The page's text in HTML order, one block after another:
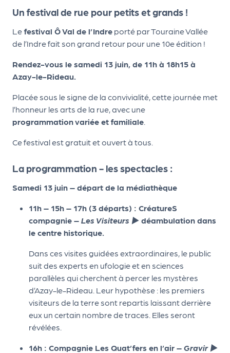
Un festival de rue pour petits et grands !
Le festival Ô Val de l’Indre porté par Touraine Vallée
de l’Indre fait son grand retour pour une 10e édition !
Rendez-vous le samedi 13 juin, de 11h à 18h15 à
Azay-le-Rideau.
Placée sous le signe de la convivialité, cette journée met
l’honneur les arts de la rue, avec une
programmationvariée et familiale
Ce festival est gratuit et ouvert à tous.
La programmation - les spectacles :
Samedi 13 juin – départ de la médiathèque
11h – 15h – 17h (3 départs) : CréatureS
compagnie – Les Visiteurs ► déambulation dans
le centre historique.
Dans ces visites guidées extraordinaires, le public
suit des experts en ufologie et en sciences
parallèles qui cherchent à percer les mystères
d’Azay-le-Rideau. Leur hypothèse : les premiers
visiteurs de la terre sont repartis laissant derrière
eux un certain nombre de traces. Elles seront
révélées.
16h : Compagnie Les Quat’fers en l’air – Gravir ►
Sui
vr
e
le
PR
O
G!
N
os
se
rvi
ce
s